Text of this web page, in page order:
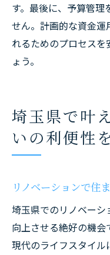
す。最後に、予算管理
せん。計画的な資金運
れるためのプロセス
ょう。
埼玉県で叶
いの利便性
リノベーションで住
埼玉県でのリノベーシ
向上させる絶好の機会
現代のライフスタイ